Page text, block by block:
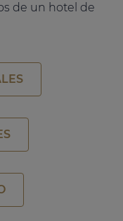
de un hotel de